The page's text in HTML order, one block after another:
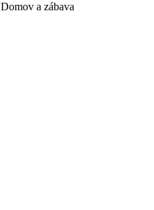
Domov a zábava